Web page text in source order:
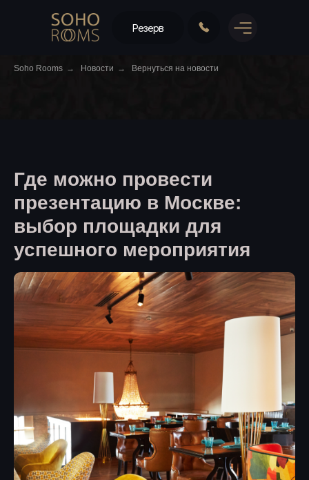
Резерв
Soho Rooms → Новости → Вернуться на новости
Где можно провести
презентацию в Москве:
выбор площадки для
успешного мероприятия